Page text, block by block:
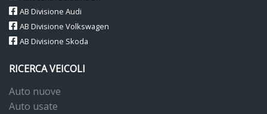
AB Divisione Audi
AB Divisione Volkswagen
AB Divisione Skoda
RICERCA VEICOLI
Auto nuove
Auto usate